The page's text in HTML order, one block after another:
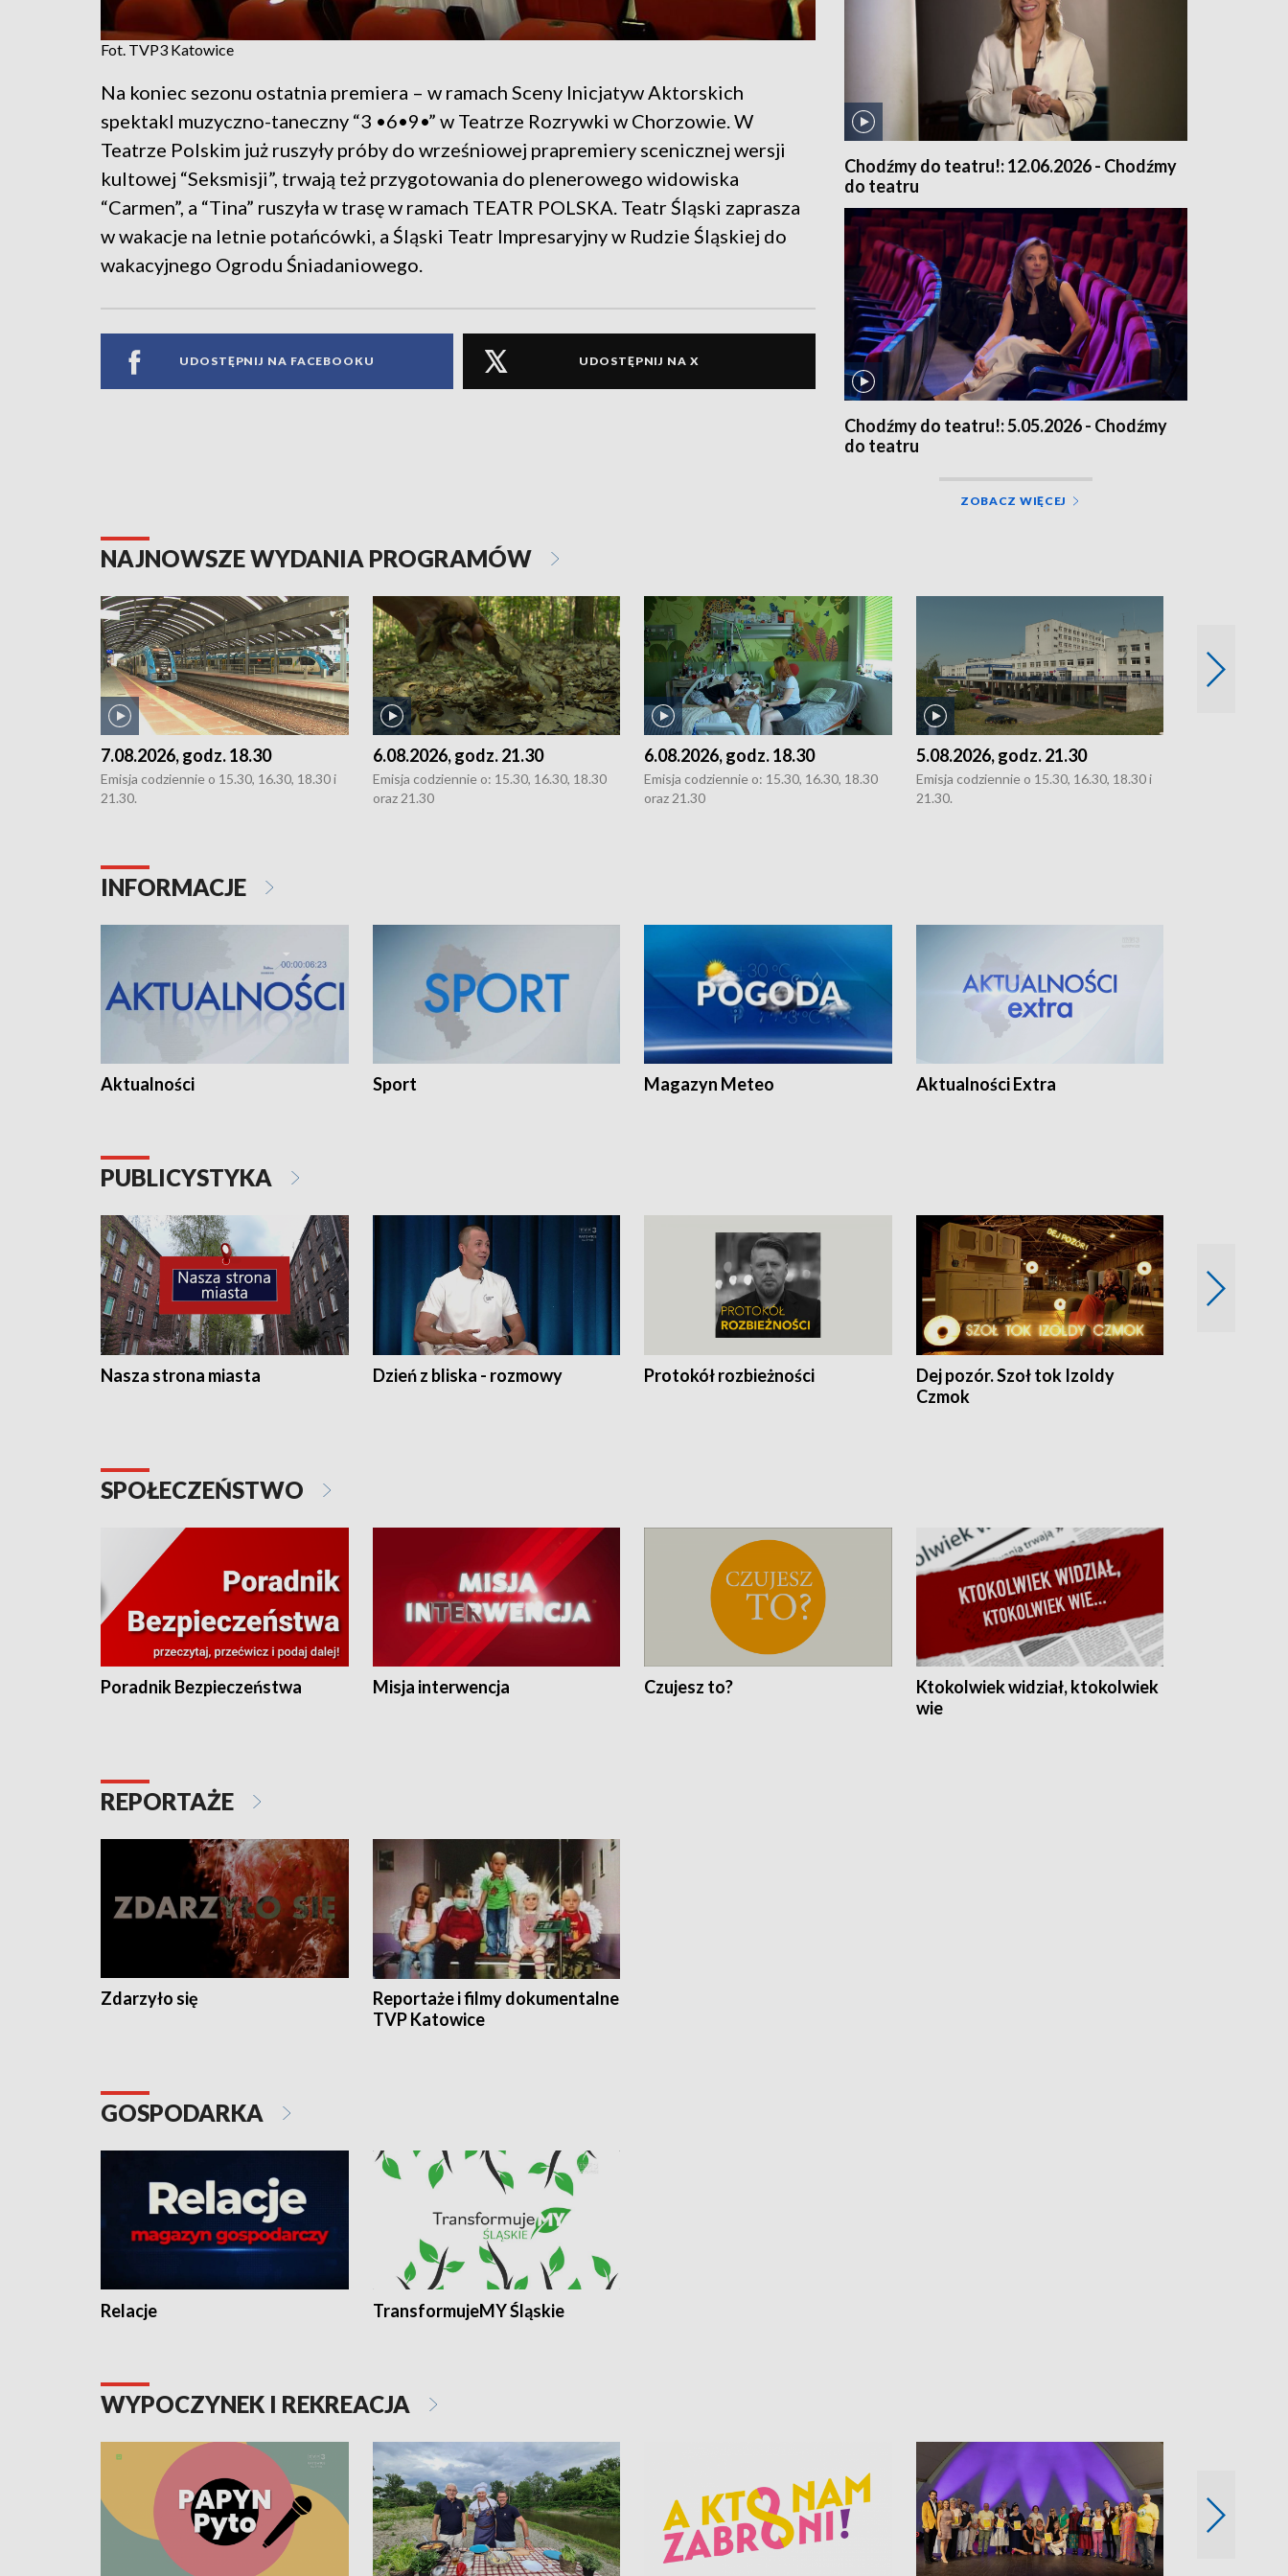
Fot. TVP3 Katowice
Na koniec sezonu ostatnia premiera – w ramach Sceny Inicjatyw Aktorskich
spektakl muzyczno-taneczny “3 •6•9•” w Teatrze Rozrywki w Chorzowie. W
Teatrze Polskim już ruszyły próby do wrześniowej prapremiery scenicznej wersji
kultowej “Seksmisji”, trwają też przygotowania do plenerowego widowiska
“Carmen”, a “Tina” ruszyła w trasę w ramach TEATR POLSKA. Teatr Śląski zaprasza
w wakacje na letnie potańcówki, a Śląski Teatr Impresaryjny w Rudzie Śląskiej do
wakacyjnego Ogrodu Śniadaniowego.
UDOSTĘPNIJ NA FACEBOOKU UDOSTĘPNIJ NA X
Chodźmy do teatru!: 12.06.2026 - Chodźmy
do teatru
Chodźmy do teatru!: 5.05.2026 - Chodźmy
do teatru
ZOBACZ WIĘCEJ
NAJNOWSZE WYDANIA PROGRAMÓW
7.08.2026, godz. 18.30
Emisja codziennie o 15.30, 16.30, 18.30 i
21.30.
6.08.2026, godz. 21.30
Emisja codziennie o: 15.30, 16.30, 18.30
oraz 21.30
6.08.2026, godz. 18.30
Emisja codziennie o: 15.30, 16.30, 18.30
oraz 21.30
5.08.2026, godz. 21.30
Emisja codziennie o 15.30, 16.30, 18.30 i
21.30.
INFORMACJE
Aktualności Sport Magazyn Meteo Aktualności Extra
PUBLICYSTYKA
Nasza strona miasta Dzień z bliska - rozmowy Protokół rozbieżności
Dej pozór. Szoł tok Izoldy
Czmok
SPOŁECZEŃSTWO
Poradnik Bezpieczeństwa Misja interwencja Czujesz to?
Ktokolwiek widział, ktokolwiek
wie
REPORTAŻE
Zdarzyło się
Reportaże i filmy dokumentalne
TVP Katowice
GOSPODARKA
Relacje TransformujeMY Śląskie
WYPOCZYNEK I REKREACJA